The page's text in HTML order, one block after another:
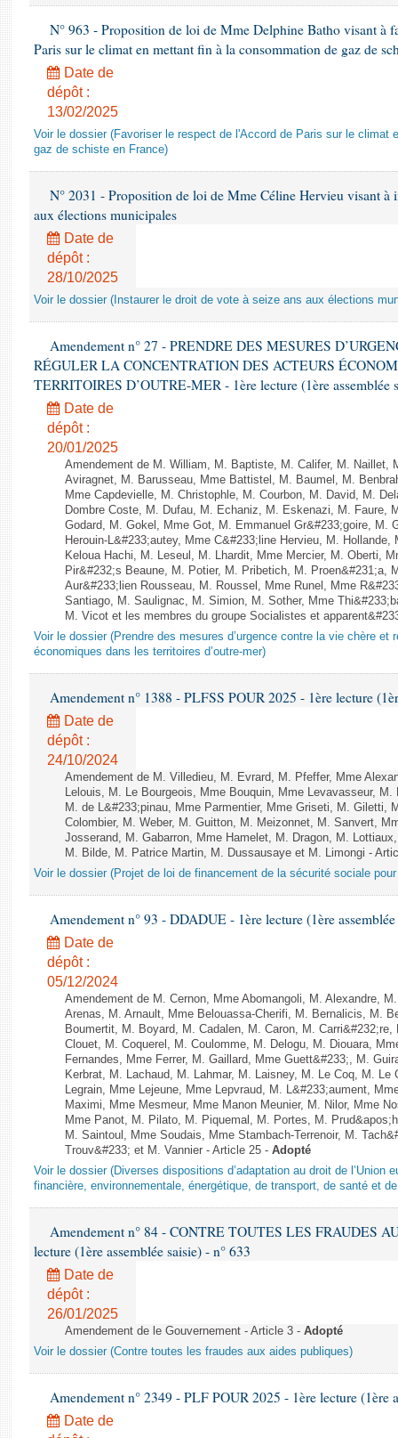
Questions écrites et orales
Comptes rendus des débats
N° 963 - Proposition de loi de Mme Delphine Batho visant à
Paris sur le climat en mettant fin à la consommation de gaz de
Date de
dépôt :
13/02/2025
Voir le dossier (Favoriser le respect de l'Accord de Paris sur le climat
gaz de schiste en France)
N° 2031 - Proposition de loi de Mme Céline Hervieu visant à
aux élections municipales
Date de
dépôt :
28/10/2025
Voir le dossier (Instaurer le droit de vote à seize ans aux élections
Amendement n° 27 - PRENDRE DES MESURES
RÉGULER LA CONCENTRATION DES ACTEURS
TERRITOIRES D’OUTRE-MER - 1ère lecture (1ère assemblée
Date de
dépôt :
20/01/2025
Amendement de M. William, M. Baptiste, M. Califer, M. Naillet,
Aviragnet, M. Barusseau, Mme Battistel, M. Baumel, M.
Mme Capdevielle, M. Christophle, M. Courbon, M. David, M.
Dombre Coste, M. Dufau, M. Echaniz, M. Eskenazi, M. Faure,
Godard, M. Gokel, Mme Got, M. Emmanuel Gr&#233;goire, M.
Herouin-L&#233;autey, Mme C&#233;line Hervieu, M.
Keloua Hachi, M. Leseul, M. Lhardit, Mme Mercier, M. Oberti,
Pir&#232;s Beaune, M. Potier, M. Pribetich, M. Proen&#231;a,
Aur&#233;lien Rousseau, M. Roussel, Mme Runel, Mme
Santiago, M. Saulignac, M. Simion, M. Sother, Mme
M. Vicot et les membres du groupe Socialistes et
Voir le dossier (Prendre des mesures d’urgence contre la vie chère et
économiques dans les territoires d’outre-mer)
Amendement n° 1388 - PLFSS POUR 2025 - 1ère lecture
Date de
dépôt :
24/10/2024
Amendement de M. Villedieu, M. Evrard, M. Pfeffer, Mme
Lelouis, M. Le Bourgeois, Mme Bouquin, Mme Levavasseur,
M. de L&#233;pinau, Mme Parmentier, Mme Griseti, M. Giletti,
Colombier, M. Weber, M. Guitton, M. Meizonnet, M. Sanvert,
Josserand, M. Gabarron, Mme Hamelet, M. Dragon, M.
M. Bilde, M. Patrice Martin, M. Dussausaye et M. Limongi -
Voir le dossier (Projet de loi de financement de la sécurité sociale pour
Amendement n° 93 - DDADUE - 1ère lecture (1ère
Date de
dépôt :
05/12/2024
Amendement de M. Cernon, Mme Abomangoli, M. Alexandre,
Arenas, M. Arnault, Mme Belouassa-Cherifi, M. Bernalicis, M.
Boumertit, M. Boyard, M. Cadalen, M. Caron, M.
Clouet, M. Coquerel, M. Coulomme, M. Delogu, M. Diouara,
Fernandes, Mme Ferrer, M. Gaillard, Mme Guett&#233;, M.
Kerbrat, M. Lachaud, M. Lahmar, M. Laisney, M. Le Coq, M. Le
Legrain, Mme Lejeune, Mme Lepvraud, M. L&#233;aument,
Maximi, Mme Mesmeur, Mme Manon Meunier, M. Nilor, Mme
Mme Panot, M. Pilato, M. Piquemal, M. Portes, M.
M. Saintoul, Mme Soudais, Mme Stambach-Terrenoir, M.
Trouv&#233; et M. Vannier - Article 25 - Adopté
Voir le dossier (Diverses dispositions d’adaptation au droit de l’Union
financière, environnementale, énergétique, de transport, de santé et
Amendement n° 84 - CONTRE TOUTES LES FRAUDES
lecture (1ère assemblée saisie) - n° 633
Date de
dépôt :
26/01/2025
Amendement de le Gouvernement - Article 3 - Adopté
Voir le dossier (Contre toutes les fraudes aux aides publiques)
Amendement n° 2349 - PLF POUR 2025 - 1ère lecture (1ère
Date de